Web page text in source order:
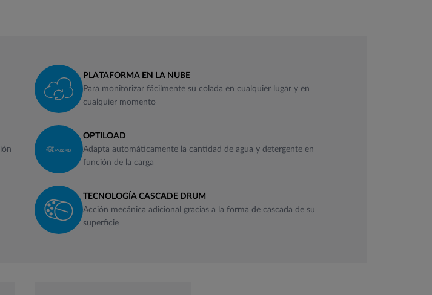
PLATAFORMA EN LA NUBE
Para monitorizar fácilmente su colada en cualquier lugar y en
cualquier momento
OPTILOAD
Adapta automáticamente la cantidad de agua y detergente en
función de la carga
TECNOLOGÍA CASCADE DRUM
Acción mecánica adicional gracias a la forma de cascada de su
superficie